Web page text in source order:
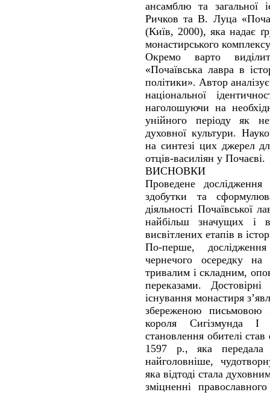
ансамблю та загальної
Ричков та В. Луца
(Київ, 2000), яка надає
монастирського
Окремо варто
«Почаївська лавра в
політики». Автор
національної
наголошуючи на
унійного періоду як
духовної культури.
на синтезі цих джерел
отців-василіян у Почаєві.
ВИСНОВКИ
Проведене дослідження
здобутки та
діяльності Почаївської
найбільш значущих і
висвітлених етапів в
По-перше,
чернечого осередку
тривалим і складним,
переказами.
існування монастиря
збереженою письмовою
короля Сигізмунда
становлення обителі
1597 р., яка передала
найголовніше,
яка відтоді стала
зміцненні